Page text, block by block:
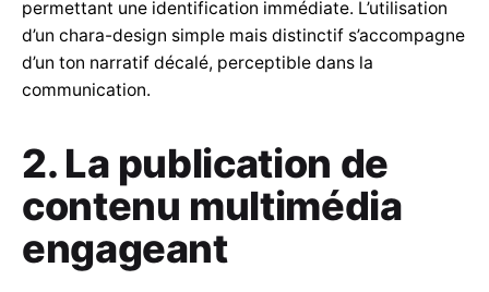
permettant une identification immédiate. L’utilisation
d’un chara-design simple mais distinctif s’accompagne
d’un ton narratif décalé, perceptible dans la
communication.
2. La publication de
contenu multimédia
engageant